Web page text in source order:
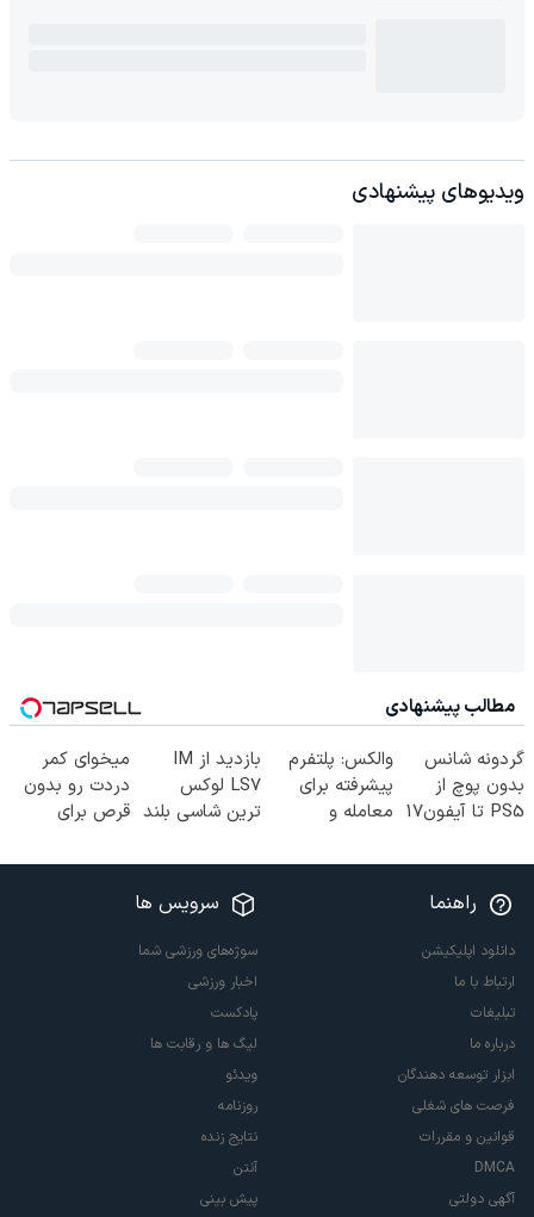
ویدیوهای پیشنهادی
مطالب پیشنهادی
گردونه شانس
بدون پوچ از
PS5 تا آیفون17
والکس: پلتفرم
پیشرفته برای
معامله و
ایمن
بازدید از IM
LS7 لوکس
ترین شاسی بلند
باشگاه انقلاب
میخوای کمر
دردت رو بدون
قرص برای
کنی؟
راهنما
دانلود اپلیکیشن
ارتباط با ما
تبلیغات
درباره ما
ابزار توسعه دهندگان
فرصت های شغلی
قوانین و مقررات
DMCA
آگهی دولتی
سرویس ها
سوژه‌های ورزشی شما
اخبار ورزشی
پادکست
لیگ ها و رقابت ها
ویدئو
روزنامه
نتایج زنده
آنتن
پیش بینی